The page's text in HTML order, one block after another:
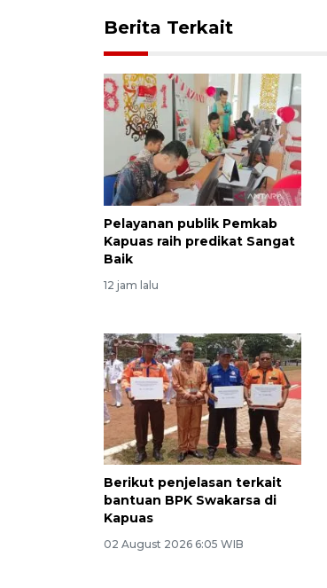
Berita Terkait
Pelayanan publik Pemkab
Kapuas raih predikat Sangat
Baik
12 jam lalu
Berikut penjelasan terkait
bantuan BPK Swakarsa di
Kapuas
02 August 2026 6:05 WIB